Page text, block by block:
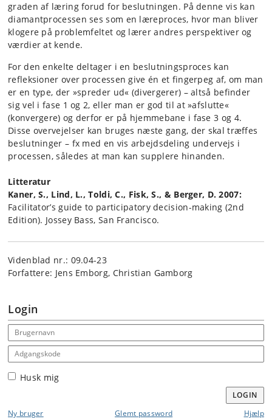
graden af læring forud for beslutningen. På denne vis kan
diamantprocessen ses som en læreproces, hvor man bliver
klogere på problemfeltet og lærer andres perspektiver og
værdier at kende.
For den enkelte deltager i en beslutningsproces kan
refleksioner over processen give én et fingerpeg af, om man
er en type, der »spreder ud« (divergerer) – altså befinder
sig vel i fase 1 og 2, eller man er god til at »afslutte«
(konvergere) og derfor er på hjemmebane i fase 3 og 4.
Disse overvejelser kan bruges næste gang, der skal træffes
beslutninger – fx med en vis arbejdsdeling undervejs i
processen, således at man kan supplere hinanden.
Litteratur
Kaner, S., Lind, L., Toldi, C., Fisk, S., & Berger, D. 2007:
Facilitator’s guide to participatory decision-making (2nd
Edition). Jossey Bass, San Francisco.
Videnblad nr.: 09.04-23
Forfattere: Jens Emborg, Christian Gamborg
Login
Email address
Adgangskode
Husk mig
LOGIN
Ny bruger
Glemt password Hjælp